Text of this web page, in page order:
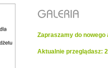
Zapraszamy do nowego
Aktualnie przeglądasz: